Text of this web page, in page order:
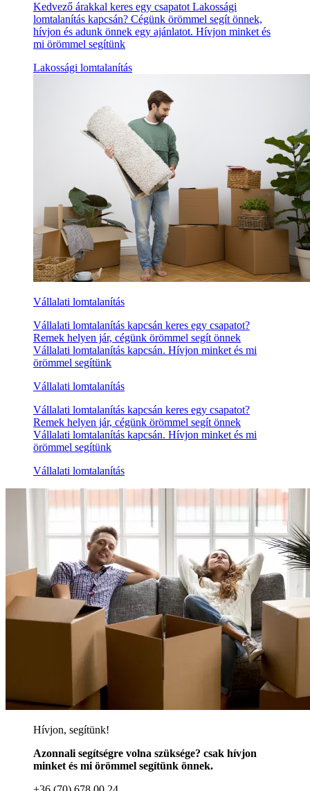
Kedvező árakkal keres egy csapatot Lakossági
lomtalanítás kapcsán? Cégünk örömmel segít önnek,
hívjon és adunk önnek egy ajánlatot. Hívjon minket és
mi örömmel segítünk
Lakossági lomtalanítás
Vállalati lomtalanítás
Vállalati lomtalanítás kapcsán keres egy csapatot?
Remek helyen jár, cégünk örömmel segít önnek
Vállalati lomtalanítás kapcsán. Hívjon minket és mi
örömmel segítünk
Vállalati lomtalanítás
Vállalati lomtalanítás kapcsán keres egy csapatot?
Remek helyen jár, cégünk örömmel segít önnek
Vállalati lomtalanítás kapcsán. Hívjon minket és mi
örömmel segítünk
Vállalati lomtalanítás
Hívjon, segítünk!
Azonnali segítségre volna szüksége? csak hívjon
minket és mi örömmel segítünk önnek.